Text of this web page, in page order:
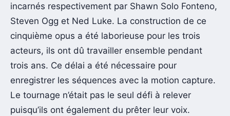
incarnés respectivement par Shawn Solo Fonteno,
Steven Ogg et Ned Luke. La construction de ce
cinquième opus a été laborieuse pour les trois
acteurs, ils ont dû travailler ensemble pendant
trois ans. Ce délai a été nécessaire pour
enregistrer les séquences avec la motion capture.
Le tournage n’était pas le seul défi à relever
puisqu’ils ont également du prêter leur voix.